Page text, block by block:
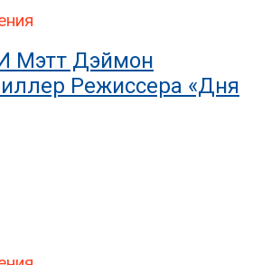
Мэтт Дэймон
Режиссера «Дня